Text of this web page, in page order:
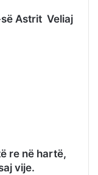
Astrit Veliaj
re në hartë,
vije.